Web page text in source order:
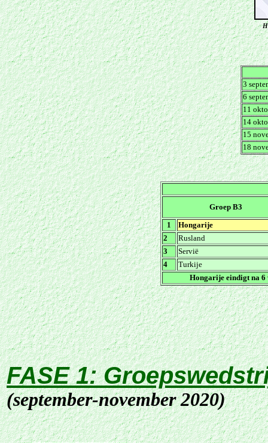
3
6
11
14
15
18
Groep B3
1
Hongarije
2
Rusland
3
Servië
4
Turkije
Hongarije eindigt na 6
FASE 1:
(september-november 2020)